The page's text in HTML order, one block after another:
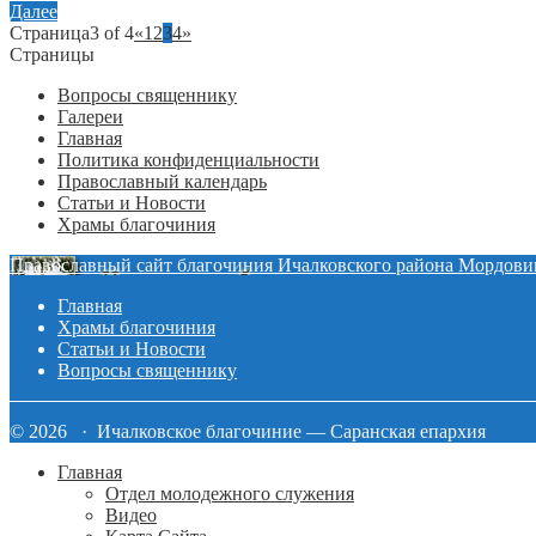
Далее
Страница3 of 4«1 234»
Страницы
Вопросы священнику
Галереи
Главная
Политика конфиденциальности
Православный календарь
Статьи и Новости
Храмы благочиния
Православный сайт благочиния Ичалковского района
Главная
Храмы благочиния
Статьи и Новости
Вопросы священнику
© 2026 · Ичалковское благочиние — Саранская епархия
Главная
Отдел молодежного служения
Видео